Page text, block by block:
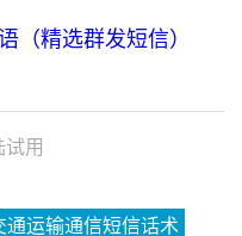
（精选群发短信）
试用
通运输通信短信话术